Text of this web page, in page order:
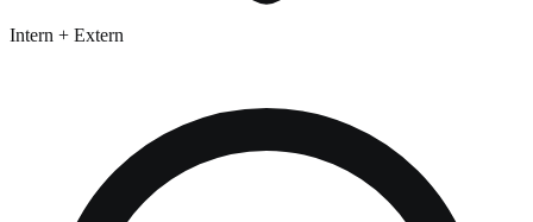
Intern + Extern